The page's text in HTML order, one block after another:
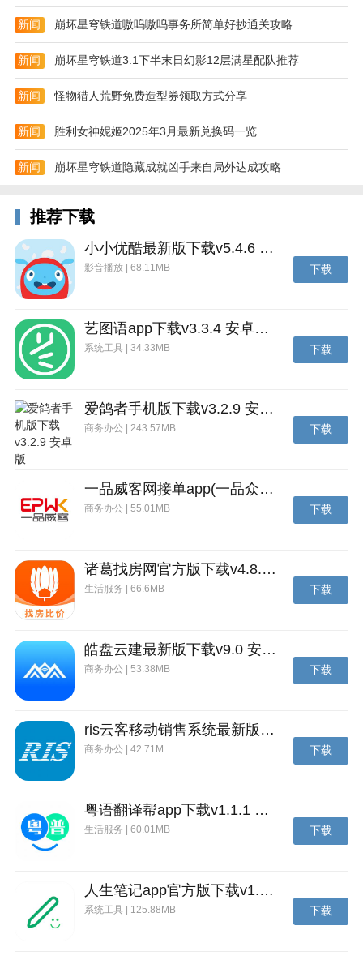
- 各种障碍：僵尸、雪人、精灵；
- 直观的控制方式；
- 针对索爱XPERIA PLAY做了优化。
新闻 崩坏星穹铁道嗷呜嗷呜事务所简单好抄通关攻略
新闻 崩坏星穹铁道3.1下半末日幻影12层满星配队推荐
新闻 怪物猎人荒野免费造型券领取方式分享
新闻 胜利女神妮姬2025年3月最新兑换码一览
新闻 崩坏星穹铁道隐藏成就凶手来自局外达成攻略
推荐下载
小小优酷最新版下载v5.4.6 安卓官方版
影音播放 | 68.11MB 下载
艺图语app下载v3.3.4 安卓免费版
系统工具 | 34.33MB 下载
爱鸽者手机版下载v3.2.9 安卓版
商务办公 | 243.57MB 下载
一品威客网接单app(一品众包)下载v2.7.1 安卓最新版
商务办公 | 55.01MB 下载
诸葛找房网官方版下载v4.8.1.1 安卓最新版
生活服务 | 66.6MB 下载
皓盘云建最新版下载v9.0 安卓版
商务办公 | 53.38MB 下载
ris云客移动销售系统最新版下载v1.1.25 安卓手机版
商务办公 | 42.71M 下载
粤语翻译帮app下载v1.1.1 安卓版
生活服务 | 60.01MB 下载
人生笔记app官方版下载v1.19.4 安卓版
系统工具 | 125.88MB 下载